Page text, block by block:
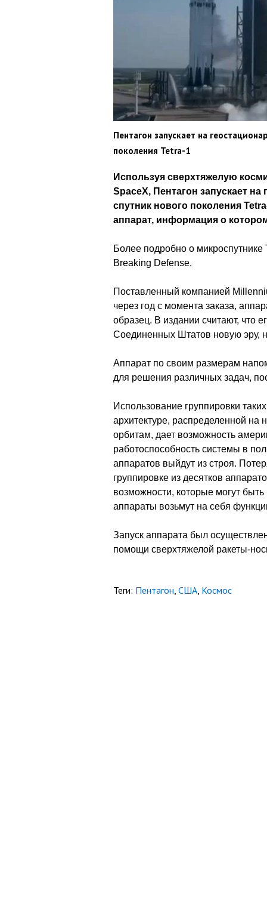
Пентагон запускает на
поколения Tetra-1
Используя сверхтяжелую
SpaceX, Пентагон запускает
спутник нового поколения
аппарат, информация о
Более подробно о
Breaking Defense.
Поставленный компанией
через год с момента заказа,
образец. В издании считают, что
Соединенных Штатов новую эру,
Аппарат по своим размерам
для решения различных задач,
Использование группировки
архитектуре, распределенной на
орбитам, дает возможность
работоспособность системы в
аппаратов выйдут из строя.
группировке из десятков
возможности, которые могут
аппараты возьмут на себя
Запуск аппарата был
помощи сверхтяжелой ракеты-
Теги: Пентагон, США, Космос